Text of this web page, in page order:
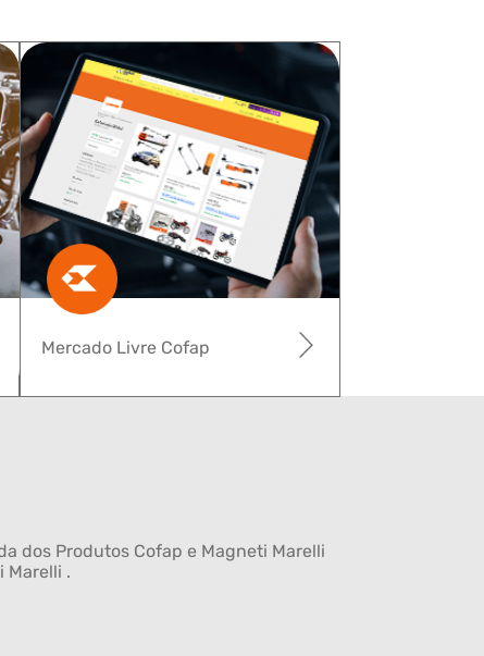
Mercado Livre Cofap
dos Produtos Cofap e Magneti Marelli
Marelli .